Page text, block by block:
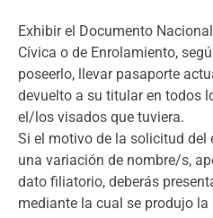
Exhibir el Documento
Cívica o de Enrolamiento,
poseerlo, llevar pasaporte
devuelto a su titular en todos
el/los visados que tuviera.
Si el motivo de la solicitud del
una variación de nombre/s,
dato filiatorio, deberás
mediante la cual se produjo